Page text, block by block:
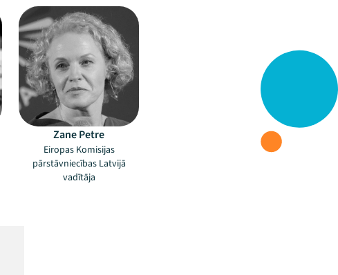
Zane Petre
Eiropas Komisijas
pārstāvniecības Latvijā
vadītāja